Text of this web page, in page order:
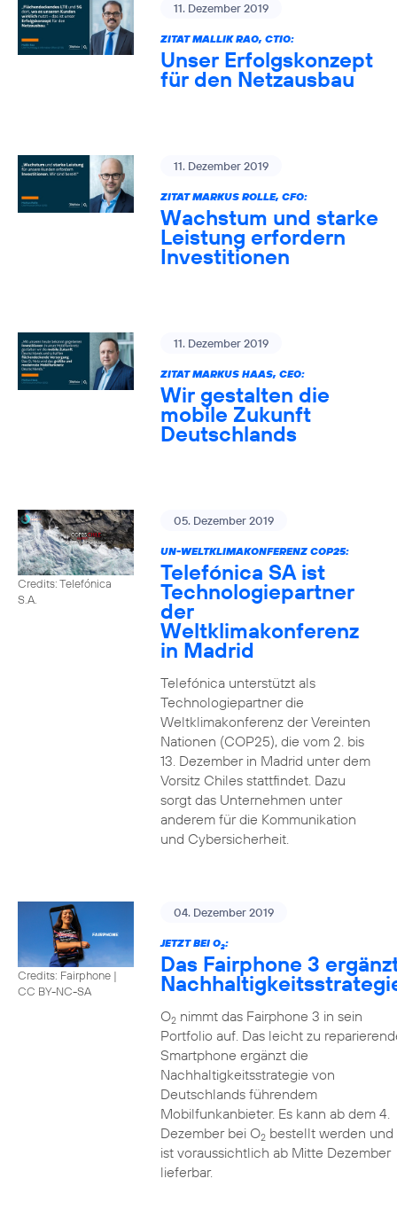
11. Dezember 2019
ZITAT MALLIK RAO, CTIO:
Unser Erfolgskonzept
für den Netzausbau
11. Dezember 2019
ZITAT MARKUS ROLLE, CFO:
Wachstum und starke
Leistung erfordern
Investitionen
11. Dezember 2019
ZITAT MARKUS HAAS, CEO:
Wir gestalten die
mobile Zukunft
Deutschlands
Credits: Telefónica
S.A.
05. Dezember 2019
UN-WELTKLIMAKONFERENZ COP25:
Telefónica SA ist
Technologiepartner
der
Weltklimakonferenz
in Madrid
Telefónica unterstützt als
Technologiepartner die
Weltklimakonferenz der Vereinten
Nationen (COP25), die vom 2. bis
13. Dezember in Madrid unter dem
Vorsitz Chiles stattfindet. Dazu
sorgt das Unternehmen unter
anderem für die Kommunikation
und Cybersicherheit.
Credits: Fairphone |
CC BY-NC-SA
04. Dezember 2019
JETZT BEI O2:
Das Fairphone 3
O2nimmt das Fairphone 3 in sein
Portfolio auf. Das leicht zu
Smartphone ergänzt die
Nachhaltigkeitsstrategie von
Deutschlands führendem
Mobilfunkanbieter. Es kann ab dem 4.
Dezember bei O2bestellt werden und
ist voraussichtlich ab Mitte Dezember
lieferbar.